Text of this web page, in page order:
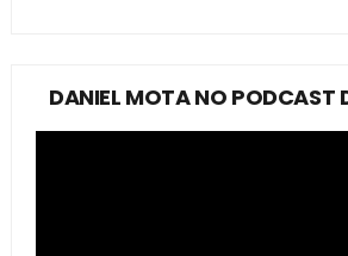
DANIEL MOTA NO PODCAST